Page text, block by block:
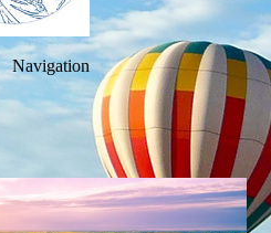
Navigation